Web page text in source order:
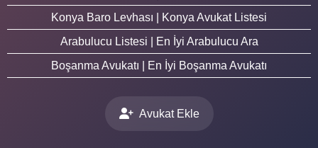
Konya Baro Levhası | Konya Avukat Listesi
Arabulucu Listesi | En İyi Arabulucu Ara
Boşanma Avukatı | En İyi Boşanma Avukatı
Avukat Ekle